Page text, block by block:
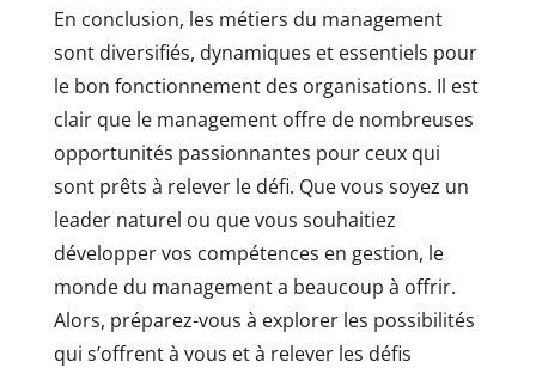
En conclusion, les métiers du management
sont diversifiés, dynamiques et essentiels pour
le bon fonctionnement des organisations. Il est
clair que le management offre de nombreuses
opportunités passionnantes pour ceux qui
sont prêts à relever le défi. Que vous soyez un
leader naturel ou que vous souhaitiez
développer vos compétences en gestion, le
monde du management a beaucoup à offrir.
Alors, préparez-vous à explorer les possibilités
qui s’offrent à vous et à relever les défis